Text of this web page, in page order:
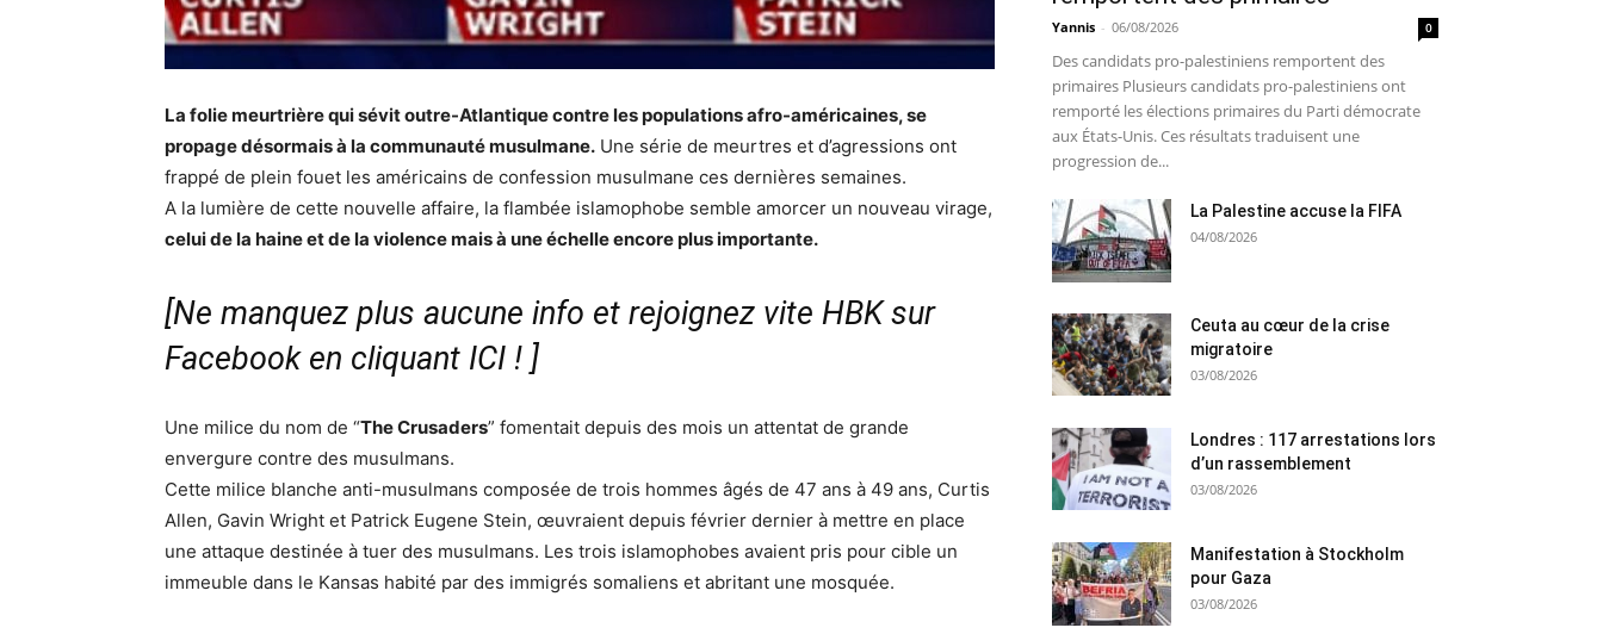
La folie meurtrière qui sévit outre-Atlantique contre les populations afro-américaines, se
propage désormais à la communauté musulmane. Une série de meurtres et d’agressions ont
frappé de plein fouet les américains de confession musulmane ces dernières semaines.
A la lumière de cette nouvelle affaire, la flambée islamophobe semble amorcer un nouveau virage,
celui de la haine et de la violence mais à une échelle encore plus importante.
[Ne manquez plus aucune info et rejoignez vite HBK sur
Facebook en cliquant ICI ! ]
Une milice du nom de “The Crusaders” fomentait depuis des mois un attentat de grande
envergure contre des musulmans.
Cette milice blanche anti-musulmans composée de trois hommes âgés de 47 ans à 49 ans, Curtis
Allen, Gavin Wright et Patrick Eugene Stein, œuvraient depuis février dernier à mettre en place
une attaque destinée à tuer des musulmans. Les trois islamophobes avaient pris pour cible un
immeuble dans le Kansas habité par des immigrés somaliens et abritant une mosquée.
Yannis - 06/08/2026 0
Des candidats pro-palestiniens remportent des
primaires Plusieurs candidats pro-palestiniens ont
remporté les élections primaires du Parti démocrate
aux États-Unis. Ces résultats traduisent une
progression de...
La Palestine accuse la FIFA
04/08/2026
Ceuta au cœur de la crise
migratoire
03/08/2026
Londres : 117 arrestations lors
d’un rassemblement
03/08/2026
Manifestation à Stockholm
pour Gaza
03/08/2026